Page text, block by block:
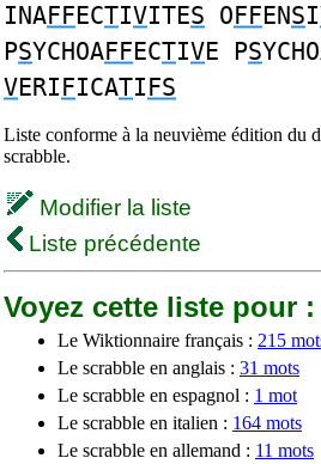
INAFFECTIVITES OFFENSI
PSYCHOAFFECTIVE PS
VERIFICATIFS
Liste conforme à la neuvième édition du
scrabble.
Modifier la liste
Liste précédente
Voyez cette liste pour :
Le Wiktionnaire français : 215
Le scrabble en anglais : 31 mots
Le scrabble en espagnol : 1 mot
Le scrabble en italien : 164 mots
Le scrabble en allemand : 11 mots